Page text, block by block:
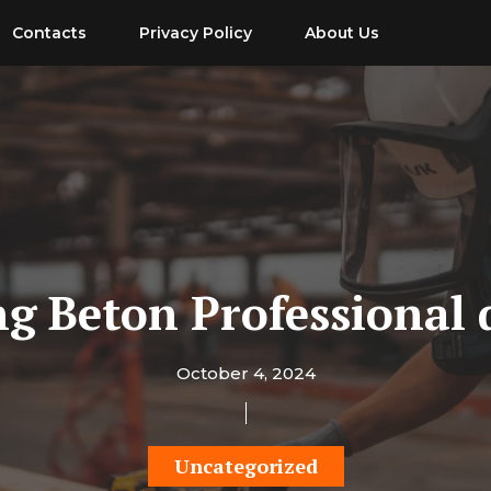
Contacts Privacy Policy About Us
Beton Professional
October 4, 2024
Uncategorized